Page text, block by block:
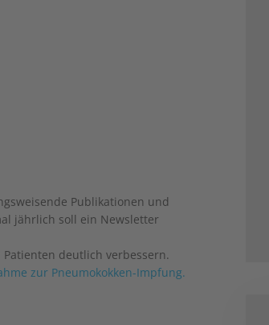
Publikationen und
jährlich soll ein Newsletter
deutlich verbessern.
zur Pneumokokken-Impfung.